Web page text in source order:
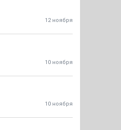
12 ноября
10 ноября
10 ноября